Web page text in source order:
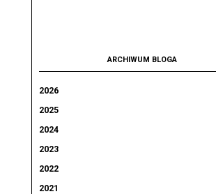
ARCHIWUM BLOGA
2026
2025
2024
2023
2022
2021